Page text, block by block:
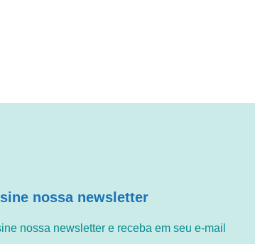
nossa newsletter
nossa newsletter e receba em seu e-mail